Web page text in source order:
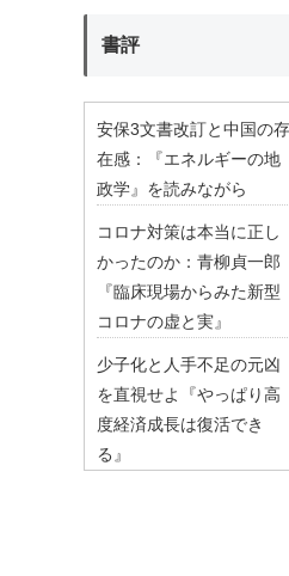
書評
安保3文書改訂と中国の存
在感：『エネルギーの地
政学』を読みながら
コロナ対策は本当に正し
かったのか：青柳貞一郎
『臨床現場からみた新型
コロナの虚と実』
少子化と人手不足の元凶
を直視せよ『やっぱり高
度経済成長は復活でき
る』